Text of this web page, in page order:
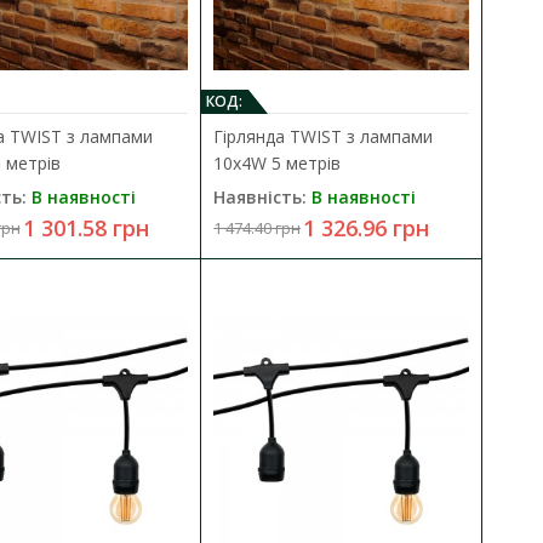
метрів
10м IP65 чорний
В порівняння
В закладки
10м IP65 чорний
ДО КОШИКА
TWIST з лампами
В наявності
1 301.58 грн
КОД:
Гірлянда TWIST з лампами
10х4W 5 метрів
Наявність: В наявності
1 474.40 грн1 326.96 грн